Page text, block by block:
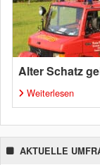
Alter Schatz
Weiterlesen
AKTUELLE